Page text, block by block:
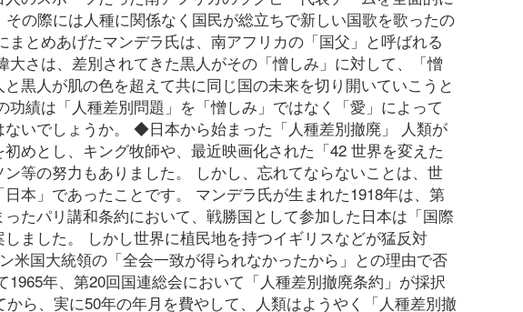
の際には人種に関係なく国民が総立ちで新しい国歌を歌ったの
とめあげたマンデラ氏は、南アフリカの「国父」と呼ばれる
さは、差別されてきた黒人がその「憎しみ」に対して、「憎
黒人が肌の色を超えて共に同じ国の未来を切り開いていこうと
績は「人種差別問題」を「憎しみ」ではなく「愛」によって
いでしょうか。 ◆日本から始まった「人種差別撤廃」 人類が
めとし、キング牧師や、最近映画化された「42 世界を変えた
等の努力もありました。 しかし、忘れてならないことは、世
本」であったことです。 マンデラ氏が生まれた1918年は、第
たパリ講和条約において、戦勝国として参加した日本は「国際
ました。 しかし世界に植民地を持つイギリスなどが猛反対
米国大統領の「全会一致が得られなかったから」との理由で否
年、第20回国連総会において「人種差別撤廃条約」が採択
ら、実に50年の年月を費やして、人類はようやく「人種差別撤